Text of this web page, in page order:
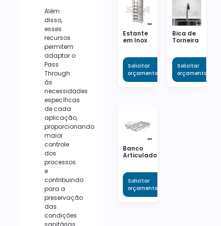
Além
disso,
esses
recursos
permitem
adaptar o
Pass
Through
às
necessidades
específicas
de cada
aplicação,
proporcionando
maior
controle
dos
processos
e
contribuindo
para a
preservação
das
condições
sanitárias
Estante
em Inox
Solicitar
orçamento
Bica de
Torneira
Solicitar
orçamento
Banco
Articulado
Solicitar
orçamento